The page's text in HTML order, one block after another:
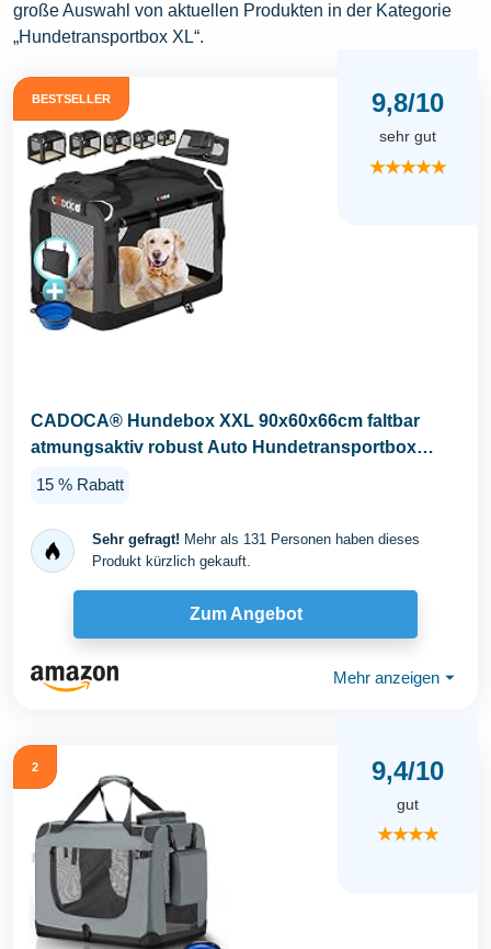
große Auswahl von aktuellen Produkten in der Kategorie
„Hundetransportbox XL“.
BESTSELLER 9,8/10
sehr gut
★★★★★
CADOCA® Hundebox XXL 90x60x66cm faltbar
atmungsaktiv robust Auto Hundetransportbox
15 % Rabatt
Sehr gefragt! Mehr als 131 Personen haben dieses
Produkt kürzlich gekauft.
Zum Angebot
Mehr anzeigen ⏷
2 9,4/10
gut
★★★★